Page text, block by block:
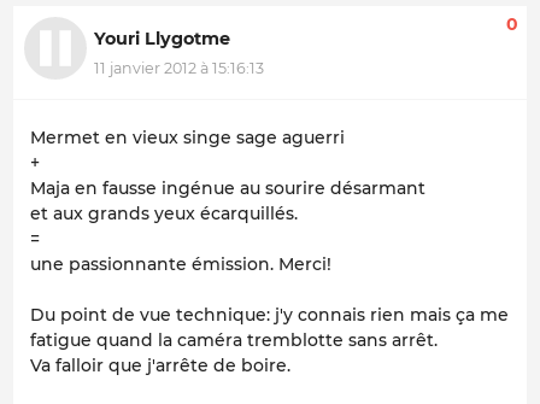
Youri Llygotme
11 janvier 2012 à 15:16:13
0
Mermet en vieux singe sage aguerri
+
Maja en fausse ingénue au sourire désarmant
et aux grands yeux écarquillés.
=
une passionnante émission. Merci!
Du point de vue technique: j'y connais rien mais ça me
fatigue quand la caméra tremblotte sans arrêt.
Va falloir que j'arrête de boire.